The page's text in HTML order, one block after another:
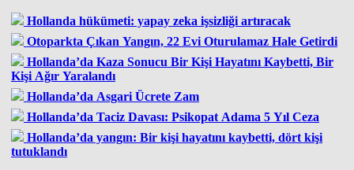
Hollanda hükümeti: yapay zeka işsizliği artıracak
Otoparkta Çıkan Yangın, 22 Evi Oturulamaz Hale Getirdi
Hollanda’da Kaza Sonucu Bir Kişi Hayatını Kaybetti, Bir
Kişi Ağır Yaralandı
Hollanda’da Asgari Ücrete Zam
Hollanda’da Taciz Davası: Psikopat Adama 5 Yıl Ceza
Hollanda’da yangın: Bir kişi hayatını kaybetti, dört kişi
tutuklandı